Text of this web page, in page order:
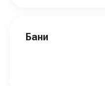
Бани